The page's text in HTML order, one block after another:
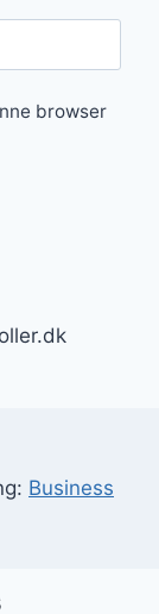
browser
Business